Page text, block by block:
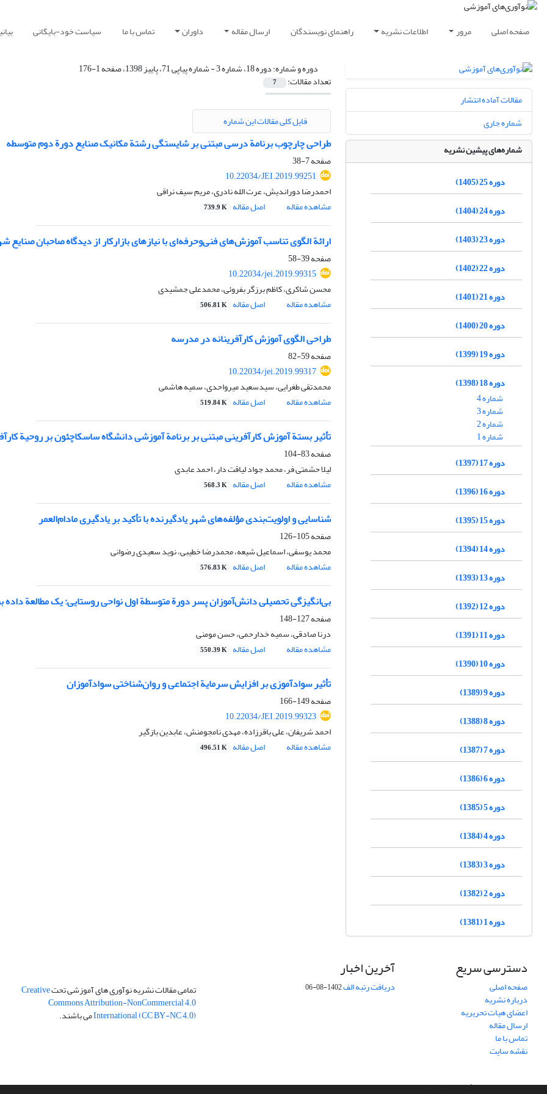
صفحه اصلی مرور اطلاعات نشریه راهنمای نویسندگان ارسال مقاله داوران تماس با ما سیاست خود-بایگانی
دوره و شماره:دوره 18، شماره 3 - شماره پیاپی 71، پاییز 1398، صفحه 1-176
تعداد مقالات: 7
فایل کلی مقالات این شماره
طراحی چارچوب برنامة درسی مبتنی بر شایستگی رشتة مکانیک صنایع دورة دوم متوسطه
صفحه7-38
10.22034/JEI.2019.99251
احمدرضا دوراندیش، عرت الله نادری، مریم سیف نراقی
مشاهده مقاله
اصل مقاله 739.9 K
ارائة الگوی تناسب آموزش‌های فنی‌وحرفه‌ای با نیازهای بازارکار از دیدگاه صاحبان صنایع
صفحه39-58
10.22034/jei.2019.99315
محسن شاکری، کاظم برزگر بفروئی، محمدعلی جمشیدی
مشاهده مقاله
اصل مقاله 506.81 K
طراحی الگوی آموزش کارآفرینانه در مدرسه
صفحه59-82
10.22034/jei.2019.99317
محمدتقی طغرایی، سیدسعید میرواحدی، سمیه هاشمی
مشاهده مقاله
اصل مقاله 519.84 K
تأثیر بستة آموزش کارآفرینی مبتنی بر برنامة آموزشی دانشگاه ساسکاچئون بر روحیة
صفحه83-104
لیلا حشمتی فر، محمد جواد لیاقت دار، احمد عابدی
مشاهده مقاله
اصل مقاله 568.3 K
شناسایی و اولویت‌بندی مؤلفه‌های شهر یادگیرنده با تأکید بر یادگیری مادام‌العمر
صفحه105-126
محمد یوسفی، اسماعیل شیعه، محمدرضا خطیبی، نوید سعیدی رضوانی
مشاهده مقاله
اصل مقاله 576.83 K
بی‌انگیزگی تحصیلی دانش‌آموزان پسر دورة متوسطة اول نواحی روستایی: یک مطالعة داده
صفحه127-148
درنا صادقی، سمیه خدارحمی، حسن مومنی
مشاهده مقاله
اصل مقاله 550.39 K
تأثیر سوادآموزی بر افزایش سرمایة اجتماعی و روان‌شناختی سوادآموزان
صفحه149-166
10.22034/JEI.2019.99323
احمد شریفان، علی باقرزاده، مهدی نامجومنش، عابدین بازگیر
مشاهده مقاله
اصل مقاله 496.51 K
مقالات آماده انتشار
شماره جاری
شماره‌های پیشین نشریه
دوره 25 (1405)
دوره 24 (1404)
دوره 23 (1403)
دوره 22 (1402)
دوره 21 (1401)
دوره 20 (1400)
دوره 19 (1399)
دوره 18 (1398)
شماره 4
شماره 3
شماره 2
شماره 1
دوره 17 (1397)
دوره 16 (1396)
دوره 15 (1395)
دوره 14 (1394)
دوره 13 (1393)
دوره 12 (1392)
دوره 11 (1391)
دوره 10 (1390)
دوره 9 (1389)
دوره 8 (1388)
دوره 7 (1387)
دوره 6 (1386)
دوره 5 (1385)
دوره 4 (1384)
دوره 3 (1383)
دوره 2 (1382)
دوره 1 (1381)
دسترسی سریع
صفحه اصلی
درباره نشریه
اعضای هیات تحریریه
ارسال مقاله
تماس با ما
نقشه سایت
آخرین اخبار
دریافت رتبه الف1402-08-06 تمامی مقالات نشریه نوآوری های آموزشی تحتCreative
Commons Attribution-NonCommercial 4.0
International (CC BY-NC 4.0)می باشند.
سامانه مدیریت نشریات علمی.طراحی و پیاده سازی ازسیناوب